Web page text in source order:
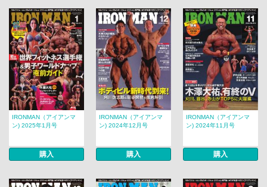
IRONMAN（アイアンマ
ン) 2025年1月号
購入
IRONMAN（アイアンマ
ン) 2024年12月号
購入
IRONMAN（アイアンマ
ン) 2024年11月号
購入